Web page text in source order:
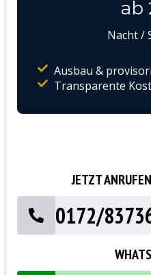
ab
Nacht /
Ausbau &
Transparente
JETZT
0172/